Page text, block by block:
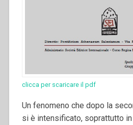
clicca per scaricare il pdf
Un fenomeno che dopo la
si è intensificato, soprattutto